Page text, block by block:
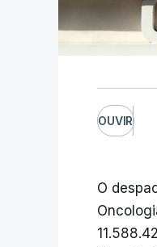
OUVIR
O